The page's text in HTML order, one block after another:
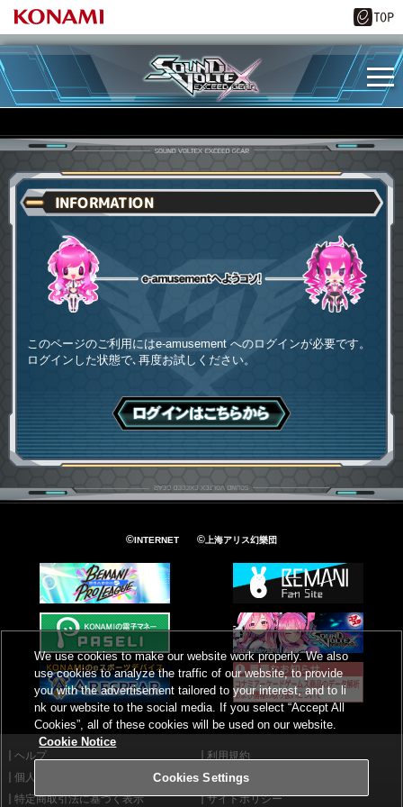
INFORMATION
このページのご利用にはe-amusement へのログインが必要です。
ログインした状態で､再度お試しください。
ログインはこちら
©INTERNET ©上海アリス幻樂団
ヘルプ
利用規約
個人情報等保護方針
外部送信について
特定商取引法に基づく表示
サイトポリシー
We use cookies to make our website work properly. We also
use cookies to analyze the traffic of our website, to provide
you with the advertisement tailored to your interest, and to li
nk our website to the social media. If you select “Accept All
Cookies”, all of these cookies will be used on our website.
Cookie Notice
Cookies Settings